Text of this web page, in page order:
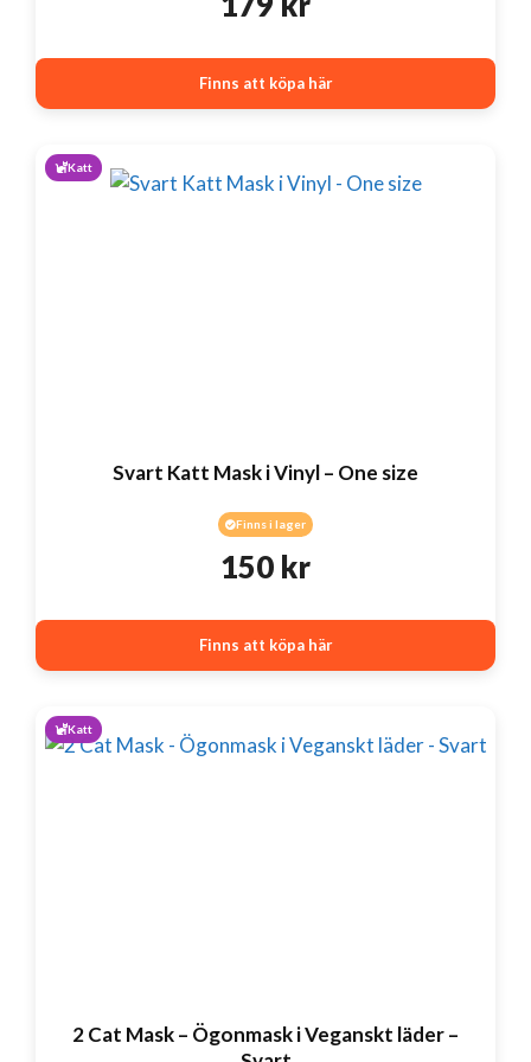
Finns att köpa här
Katt
Svart Katt Mask i Vinyl – One size
Finns i lager
150 kr
Finns att köpa här
Katt
2 Cat Mask – Ögonmask i Veganskt läder –